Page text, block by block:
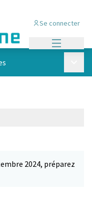
Se connecter
2024, préparez